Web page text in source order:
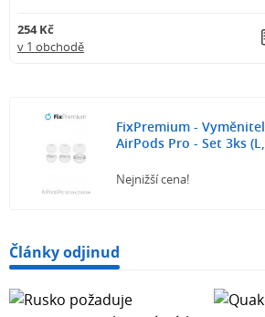
254 Kč
v 1 obchodě
FixPremium -
AirPods Pro - Set 3ks
Nejnižší cena!
Články odjinud